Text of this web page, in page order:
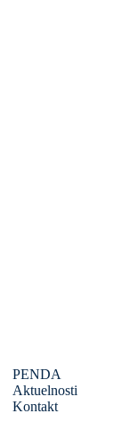
PENDA
Aktuelnosti
Kontakt